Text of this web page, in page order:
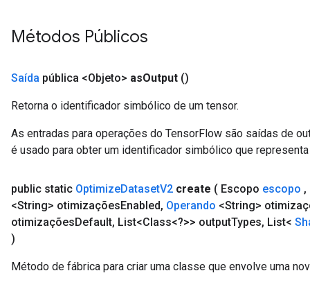
Métodos Públicos
Saída pública <Objeto> asOutput ()
Retorna o identificador simbólico de um tensor.
As entradas para operações do TensorFlow são saídas de
é usado para obter um identificador simbólico que
public static OptimizeDatasetV2 create ( Escopo escopo ,
<String> otimizaçõesEnabled, Operando <String>
otimizaçõesDefault, List<Class<?>> outputTypes, List<
)
Método de fábrica para criar uma classe que envolve uma